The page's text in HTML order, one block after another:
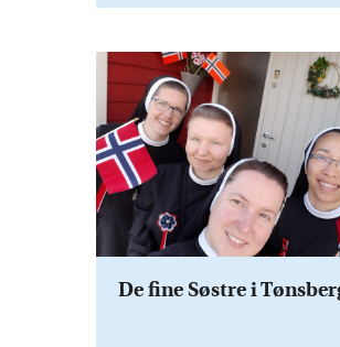
De fine Søstre i